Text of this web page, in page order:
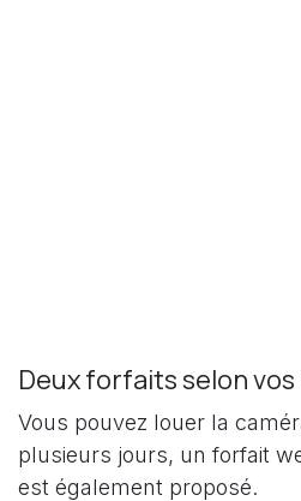
Deux forfaits selon
Vous pouvez louer la
plusieurs jours, un forfait
est également proposé.